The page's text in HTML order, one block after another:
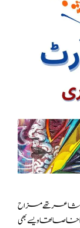
شاعر تھے مزاح